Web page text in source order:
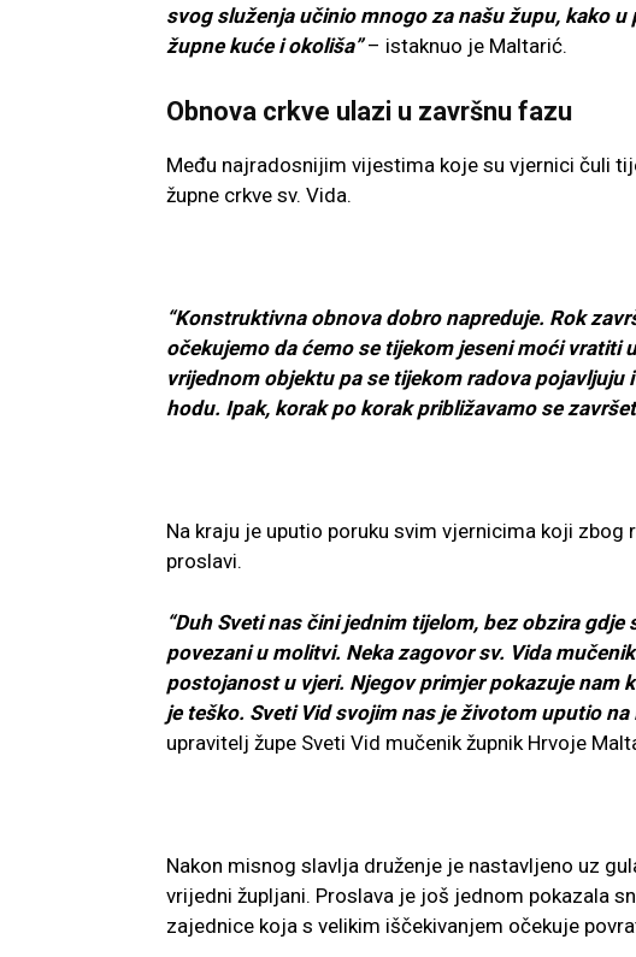
svog služenja učinio mnogo za našu župu, kako
župne kuće i okoliša” – istaknuo je Maltarić.
Obnova crkve ulazi u završnu fazu
Među najradosnijim vijestima koje su vjernici čuli
župne crkve sv. Vida.
“Konstruktivna obnova dobro napreduje. Rok
očekujemo da ćemo se tijekom jeseni moći vratiti
vrijednom objektu pa se tijekom radova
hodu. Ipak, korak po korak približavamo se
Na kraju je uputio poruku svim vjernicima koji
proslavi.
“Duh Sveti nas čini jednim tijelom, bez obzira
povezani u molitvi. Neka zagovor sv. Vida
postojanost u vjeri. Njegov primjer pokazuje nam
je teško. Sveti Vid svojim nas je životom uputio
upravitelj župe Sveti Vid mučenik župnik Hrvoje
Nakon misnog slavlja druženje je nastavljeno uz
vrijedni župljani. Proslava je još jednom pokazala
zajednice koja s velikim iščekivanjem očekuje